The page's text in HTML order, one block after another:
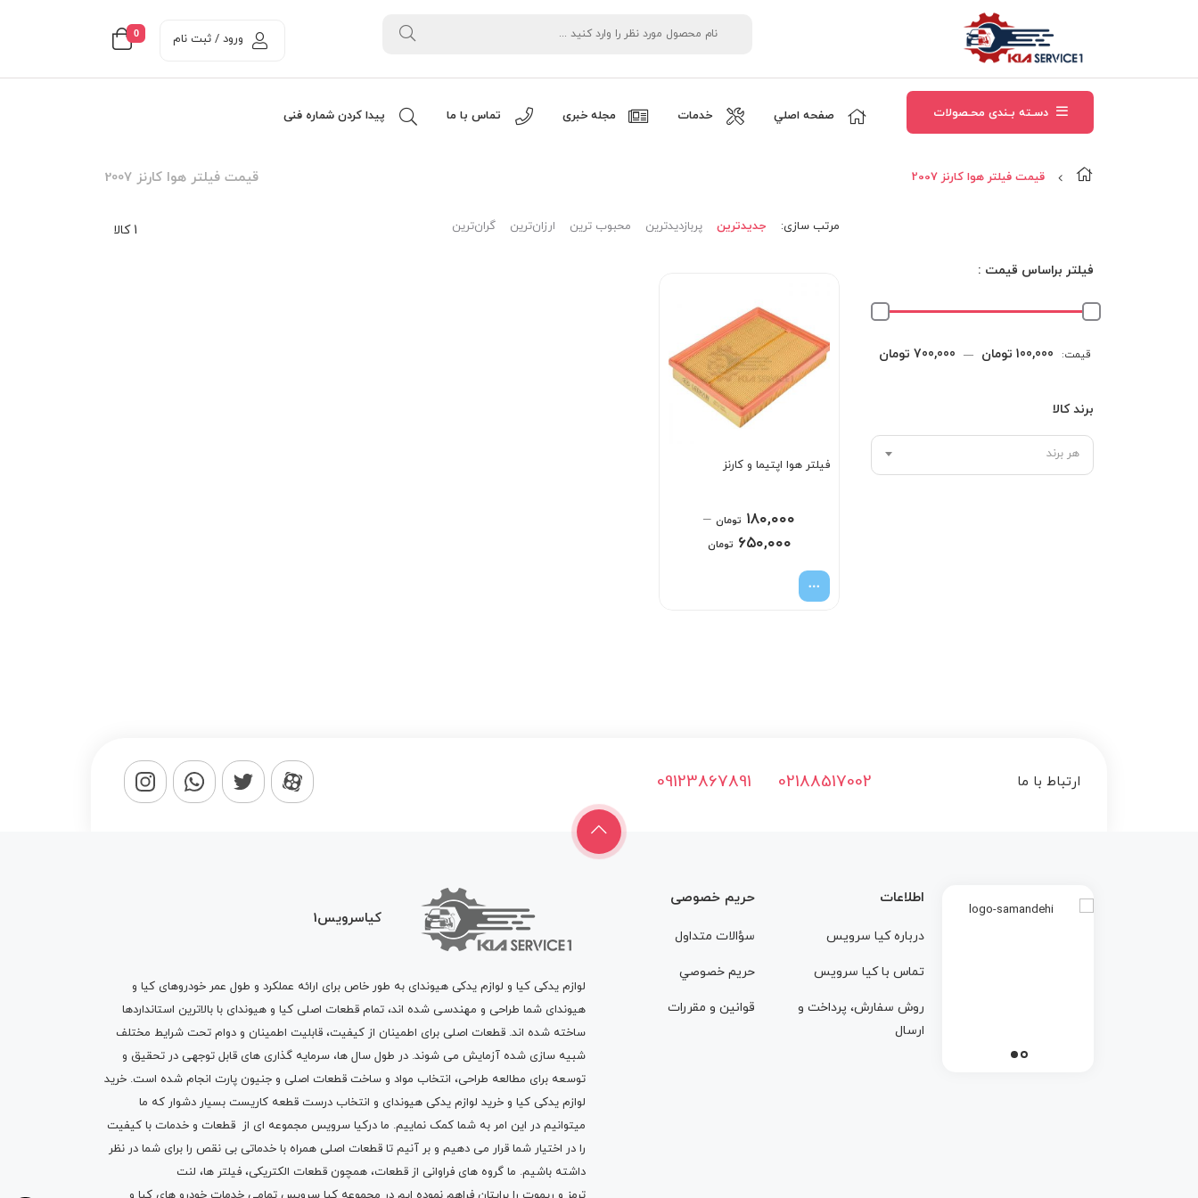
0 ورود / ثبت نام
دسـته بـندی محـصولات صفحه اصلي خدمات مجله خبری تماس با ما پیدا کردن شماره فنی
قیمت فیلتر هوا کارنز 2007 قیمت فیلتر هوا کارنز 2007
فیلتر براساس قیمت :
حداکثر
قیمت: 100,000 تومان — 700,000 تومان
برند کالا
هر برند
1 کالا مرتب‌ سازی: جدیدترین پربازدیدترین محبوب ترین ارزان‌ترین گران‌ترین
فیلتر هوا اپتیما و کارنز
۱۸۰,۰۰۰ تومان –
۶۵۰,۰۰۰ تومان
ارتباط با ما 09123867891 02188517002
اطلاعات
درباره کيا سرويس
تماس با کيا سرويس
روش سفارش، پرداخت و
ارسال
حریم خصوصی
سؤالات متداول
حريم خصوصي
قوانين و مقررات
کیاسرویس1
لوازم یدکی کیا و لوازم یدکی هیوندای به طور خاص برای ارائه عملکرد و طول عمر خودروهای کیا و
هیوندای شما طراحی و مهندسی شده اند، تمام قطعات اصلی کیا و هیوندای با بالاترین استانداردها
ساخته شده اند. قطعات اصلی برای اطمینان از کیفیت، قابلیت اطمینان و دوام تحت شرایط مختلف
شبیه سازی شده آزمایش می شوند. در طول سال ها، سرمایه گذاری های قابل توجهی در تحقیق و
توسعه برای مطالعه طراحی، انتخاب مواد و ساخت قطعات اصلی و جنیون پارت انجام شده است. خرید
لوازم یدکی کیا و خرید لوازم یدکی هیوندای و انتخاب درست قطعه کاریست بسیار دشوار که ما
میتوانیم در این امر به شما کمک نماییم. ما درکیا سرویس مجموعه ای از قطعات و خدمات با کیفیت
را در اختیار شما قرار می دهیم و بر آنیم تا قطعات اصلی همراه با خدماتی بی نقص را برای شما در نظر
داشته باشیم. ما گروه های فراوانی از قطعات، همچون قطعات الکتریکی، فیلتر ها، لنت